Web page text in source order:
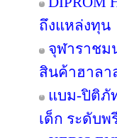
ถึงแหล่งทุน
จุฬาราชม
สินค้าฮาลา
แบม-ปิติภั
เด็ก ระดับพ